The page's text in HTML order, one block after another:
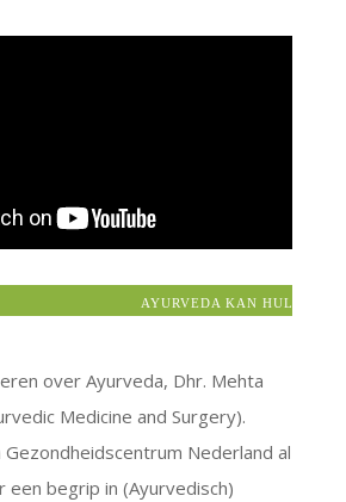
AYURVEDA KAN HULP
over Ayurveda, Dhr. Mehta
Medicine and Surgery).
Nederland al
een begrip in (Ayurvedisch)